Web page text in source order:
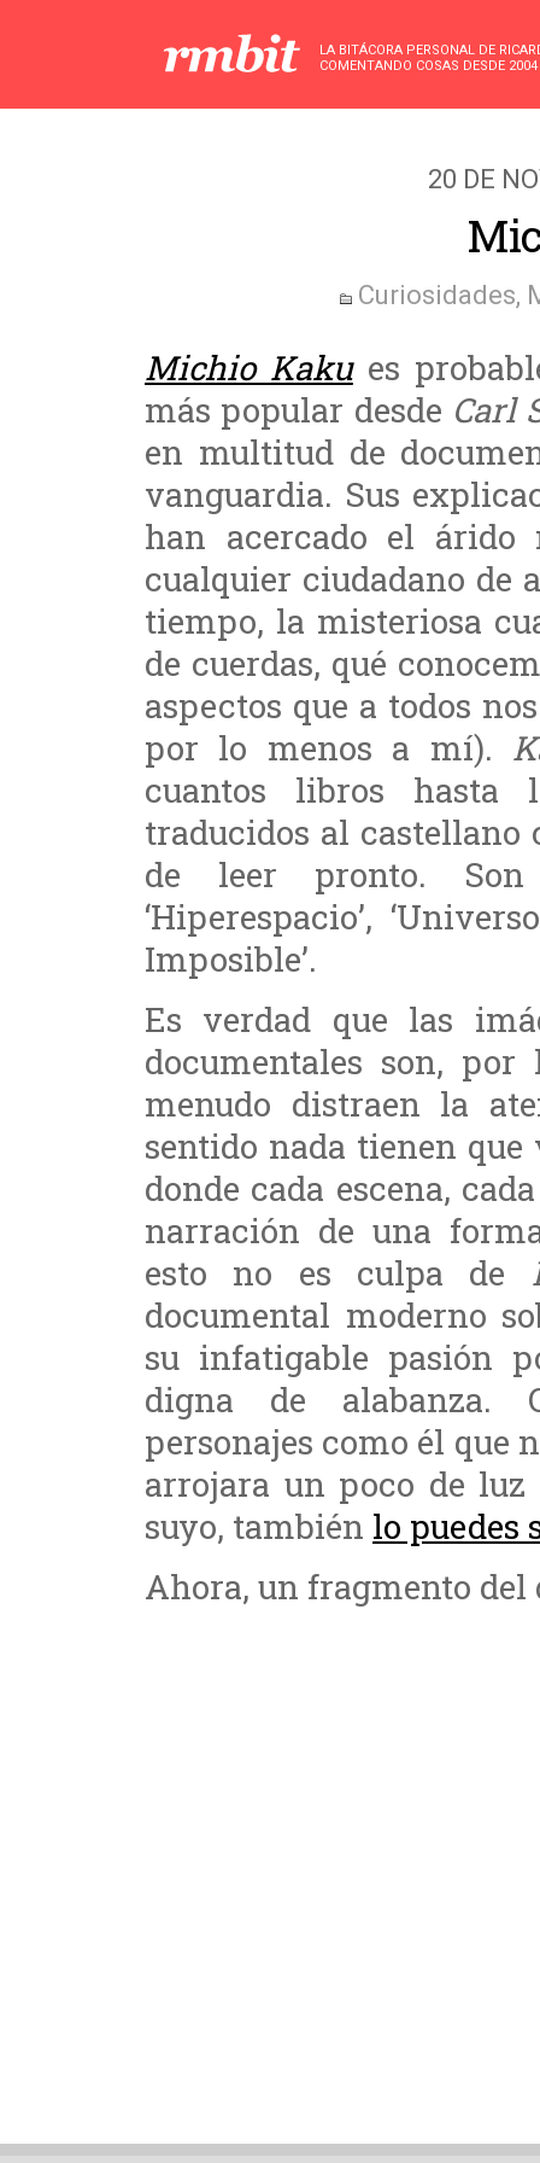
LA BITÁCORA PERSONAL DE
COMENTANDO COSAS DESDE 2004
20 DE
Curiosidades,
Michio Kakues
más popular desde Carl
en multitud de
vanguardia. Sus
han acercado el
cualquier ciudadano de
tiempo, la misteriosa
de cuerdas, qué
aspectos que a todos
por lo menos a mí).
cuantos libros
traducidos al castellano
de leer pronto. Son
‘Hiperespacio’,
Imposible’.
Es verdad que las
documentales son,
menudo distraen la
sentido nada tienen que
donde cada escena,
narración de una
esto no es culpa de
documental moderno
su infatigable pasión
digna de alabanza.
personajes como él que
arrojara un poco de
suyo, también lo puedes
Ahora, un fragmento